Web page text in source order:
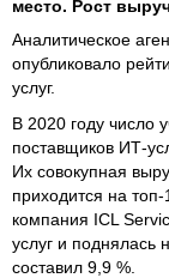
место. Рост
Аналитическое
опубликовало
услуг.
В 2020 году число
поставщиков ИТ-
Их совокупная
приходится на
компания ICL
услуг и поднялась
составил 9,9 %.